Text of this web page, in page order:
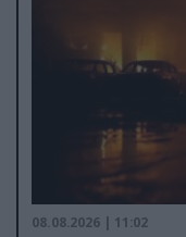
08.08.2026 | 11:02